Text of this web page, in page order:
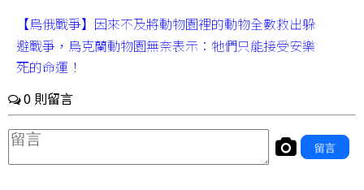
【烏俄戰爭】因來不及將動物園裡的動物全數救出躲
避戰爭，烏克蘭動物園無奈表示：牠們只能接受安樂
死的命運！